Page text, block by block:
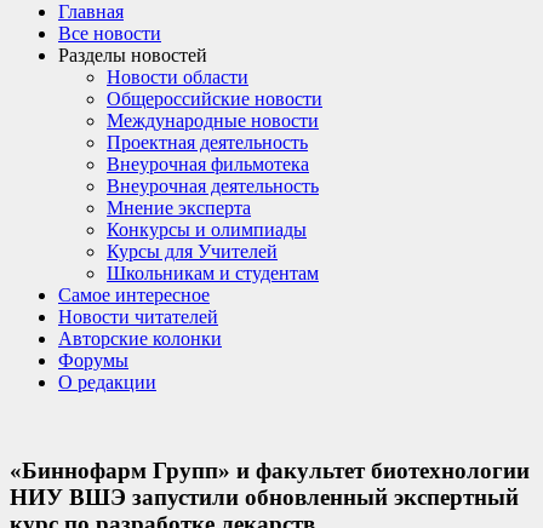
Главная
Все новости
Разделы новостей
Новости области
Общероссийские новости
Международные новости
Проектная деятельность
Внеурочная фильмотека
Внеурочная деятельность
Мнение эксперта
Конкурсы и олимпиады
Курсы для Учителей
Школьникам и студентам
Самое интересное
Новости читателей
Авторские колонки
Форумы
О редакции
«Биннофарм Групп» и факультет биотехнологии
НИУ ВШЭ запустили обновленный экспертный